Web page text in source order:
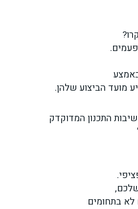
מועד הביצוע שלהן.
התכנון המדוקדק
לא בתחומים